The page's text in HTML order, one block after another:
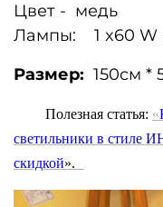
Цвет - медь
Лампы: 1 x60 W
Размер: 150см *
Полезная статья: «
светильники в
скидкой».